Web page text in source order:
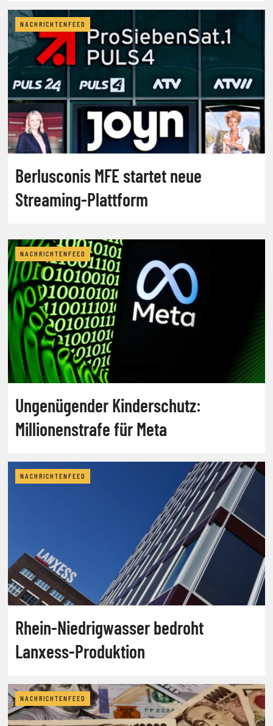
NACHRICHTENFEED
Berlusconis MFE startet neue
Streaming-Plattform
NACHRICHTENFEED
Ungenügender Kinderschutz:
Millionenstrafe für Meta
NACHRICHTENFEED
Rhein-Niedrigwasser bedroht
Lanxess-Produktion
NACHRICHTENFEED